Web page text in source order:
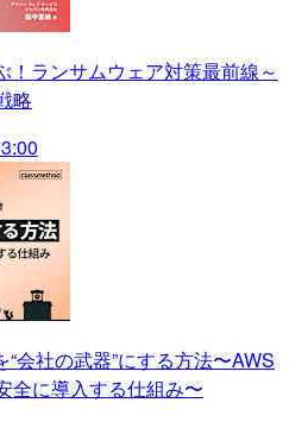
！ランサムウェア対策最前線～
略
“会社の武器”にする方法〜AWS
全に導入する仕組み〜